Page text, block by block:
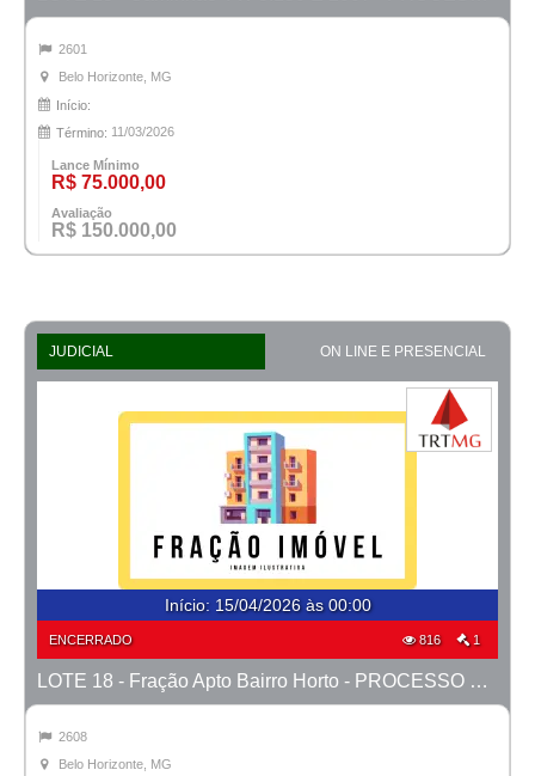
2601
Belo Horizonte, MG
Início:
Término: 11/03/2026
Lance Mínimo
R$ 75.000,00
Avaliação
R$ 150.000,00
JUDICIAL ON LINE E PRESENCIAL
Início: 15/04/2026 às 00:00
ENCERRADO 816 1
LOTE 18 - Fração Apto Bairro Horto - PROCESSO 0010777-14.2020-38ª BH
2608
Belo Horizonte, MG